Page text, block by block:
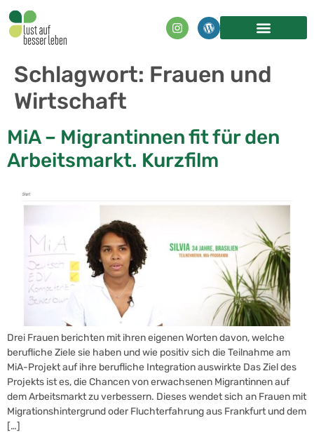
springen
Schlagwort: Frauen und
Wirtschaft
MiA – Migrantinnen fit für den
Arbeitsmarkt. Kurzfilm
Drei Frauen berichten mit ihren eigenen Worten davon, welche
berufliche Ziele sie haben und wie positiv sich die Teilnahme am
MiA-Projekt auf ihre berufliche Integration auswirkte Das Ziel des
Projekts ist es, die Chancen von erwachsenen Migrantinnen auf
dem Arbeitsmarkt zu verbessern. Dieses wendet sich an Frauen mit
Migrationshintergrund oder Fluchterfahrung aus Frankfurt und dem
[…]